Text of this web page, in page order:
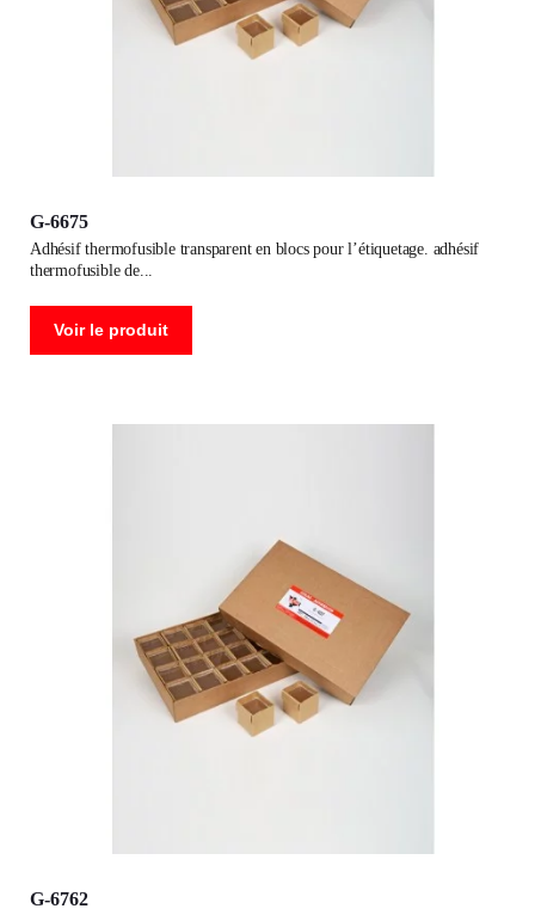
G-6675
adhésif thermofusible transparent en blocs pour l’étiquetage. adhésif
thermofusible de
Voir le produit
G-6762